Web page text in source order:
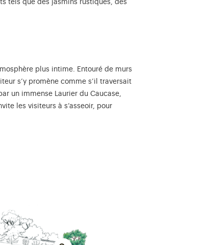
tels que des jasmins rustiques, des
plus intime. Entouré de murs
s’y promène comme s’il traversait
un immense Laurier du Caucase,
les visiteurs à s’asseoir, pour